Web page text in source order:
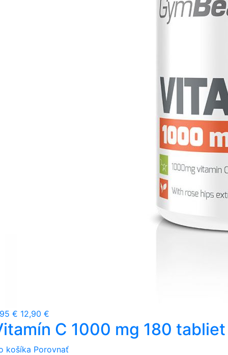
€ 12,90 €
C 1000 mg 180
košíka Porovnať